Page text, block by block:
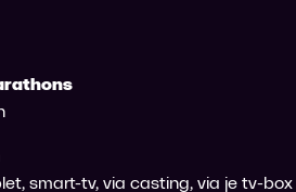
smart-tv, via casting, via je tv-box